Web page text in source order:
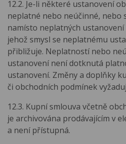
12.2. Je-li některé ustanovení
neplatné nebo neúčinné, nebo
namísto neplatných
jehož smysl se neplatnému
přibližuje. Neplatností nebo
ustanovení není dotknutá
ustanovení. Změny a doplňky
či obchodních podmínek
12.3. Kupní smlouva včetně
je archivována prodávajícím v
a není přístupná.